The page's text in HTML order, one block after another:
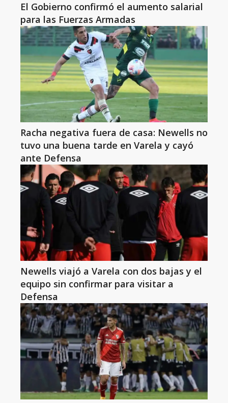
El Gobierno confirmó el aumento salarial
para las Fuerzas Armadas
Racha negativa fuera de casa: Newells no
tuvo una buena tarde en Varela y cayó
ante Defensa
Newells viajó a Varela con dos bajas y el
equipo sin confirmar para visitar a
Defensa